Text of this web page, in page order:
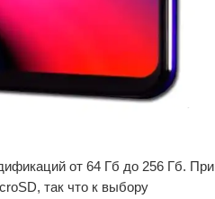
от 64 Гб до 256 Гб. При
так что к выбору